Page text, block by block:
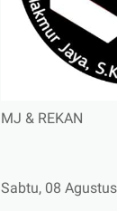
MJ & REKAN
Sabtu, 08